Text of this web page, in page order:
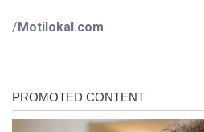
/ Motilokal.com